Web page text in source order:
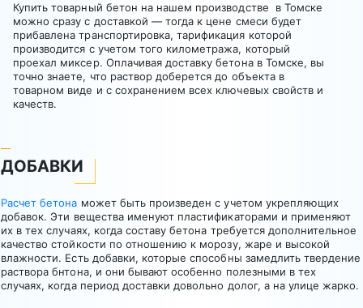
Купить товарный бетон на нашем производстве в Томске
можно сразу с доставкой — тогда к цене смеси будет
прибавлена транспортировка, тарификация которой
производится с учетом того километража, который
проехал миксер. Оплачивая доставку бетона в Томске, вы
точно знаете, что раствор доберется до объекта в
товарном виде и с сохранением всех ключевых свойств и
качеств.
ДОБАВКИ
Расчет бетона может быть произведен с учетом укрепляющих
добавок. Эти вещества именуют пластификаторами и применяют
их в тех случаях, когда составу бетона требуется дополнительное
качество стойкости по отношению к морозу, жаре и высокой
влажности. Есть добавки, которые способны замедлить твердение
раствора бнтона, и они бывают особенно полезными в тех
случаях, когда период доставки довольно долог, а на улице жарко.